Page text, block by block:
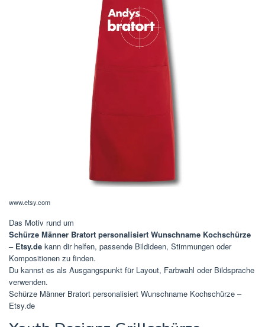
www.etsy.com
Das Motiv rund um
Schürze Männer Bratort personalisiert Wunschname Kochschürze
– Etsy.de kann dir helfen, passende Bildideen, Stimmungen oder
Kompositionen zu finden.
Du kannst es als Ausgangspunkt für Layout, Farbwahl oder Bildsprache
verwenden.
Schürze Männer Bratort personalisiert Wunschname Kochschürze –
Etsy.de